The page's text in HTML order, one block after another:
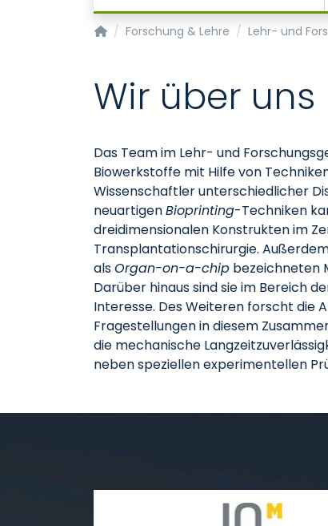
Klinik für Zahnärztliche Prothetik und
Forschung & Lehre Lehr- und
Wir über uns
Das Team im Lehr- und
Biowerkstoffe mit Hilfe von
Wissenschaftler unterschiedlicher
neuartigenBioprinting-Techniken
dreidimensionalen Konstrukten im
Transplantationschirurgie.
alsOrgan-on-a-chip be­zeichneten
Darüber hinaus sind sie im Bereich
Interesse. Des Weiteren forscht die
Fragestellungen in diesem
die mechanische
neben speziellen experimentellen